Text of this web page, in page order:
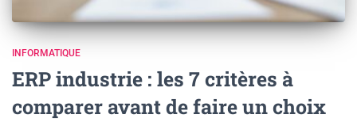
INFORMATIQUE
ERP industrie : les 7 critères à
comparer avant de faire un choix